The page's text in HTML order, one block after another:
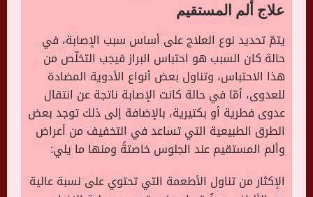
علاج ألم المستقيم
يتمّ تحديد نوع العلاج على أساس سبب الإصابة، في
حالة كان السبب هو احتباس البراز فيجب التخلّص من
هذا الاحتباس، وتناول بعض أنواع الأدوية المضادة
للعدوى، أمّا في حالة كانت الإصابة ناتجة عن انتقال
عدوى فطرية أو بكتيرية، بالإضافة إلى ذلك توجد بعض
الطرق الطبيعية التي تساعد في التخفيف من أعراض
وألم المستقيم عند الجلوس خاصتةً ومنها ما يلي:
الإكثار من تناول الأطعمة التي تحتوي على نسبة عالية